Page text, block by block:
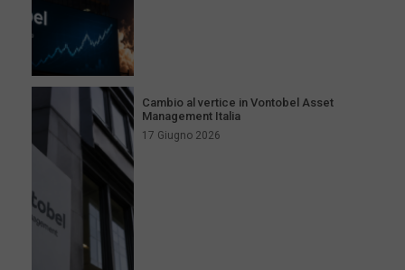
Cambio al vertice in Vontobel Asset
Management Italia
17 Giugno 2026